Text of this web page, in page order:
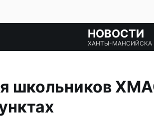
НОВОСТИ
ХАНТЫ-МАНСИЙСКА
школьников